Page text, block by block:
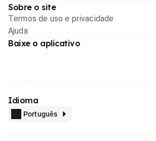
Sobre o site
Termos de uso e privacidade
Ajuda
Baixe o aplicativo
Idioma
Português